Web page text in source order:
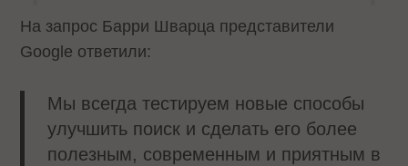
На запрос Барри Шварца представители
Google ответили:
Мы всегда тестируем новые способы
улучшить поиск и сделать его более
полезным, современным и приятным в